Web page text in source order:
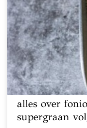
alles over
supergraan